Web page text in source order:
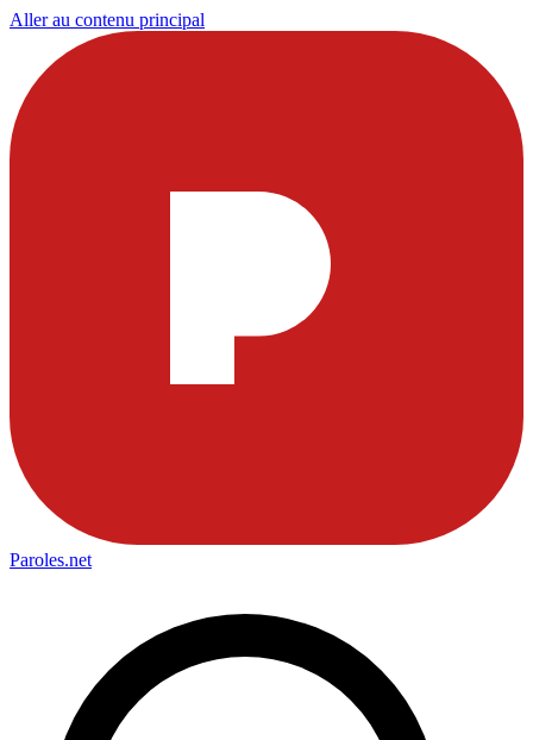
Aller au contenu principal
Paroles.net